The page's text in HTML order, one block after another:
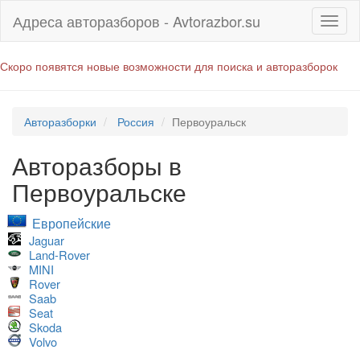
Адреса авторазборов - Avtorazbor.su
Скоро появятся новые возможности для поиска и авторазборок
Авторазборки Россия Первоуральск
Авторазборы в
Первоуральске
Европейские
Jaguar
Land-Rover
MINI
Rover
Saab
Seat
Skoda
Volvo